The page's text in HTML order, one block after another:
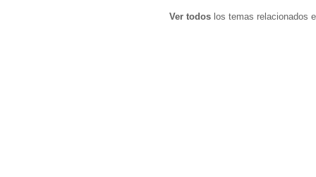
Ver todos los temas relacionados